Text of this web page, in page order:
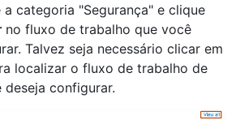
categoria "Segurança" e clique
no fluxo de trabalho que você
Talvez seja necessário clicar em
localizar o fluxo de trabalho de
deseja configurar.